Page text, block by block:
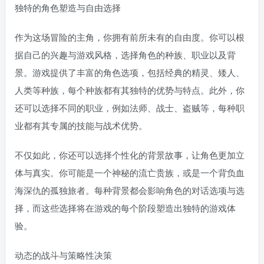
独特的角色塑造与自由选择
作为这场冒险的主角，你拥有前所未有的自由度。你可以根
据自己的兴趣与游戏风格，选择角色的种族、职业以及背
景。游戏提供了丰富的角色选项，包括经典的精灵、矮人、
人类等种族，每个种族都有其独特的优势与特点。此外，你
还可以选择不同的职业，例如法师、战士、盗贼等，每种职
业都有其专属的技能与战术优势。
不仅如此，你还可以选择个性化的背景故事，让角色更加立
体与真实。你可能是一个神秘的流亡贵族，或是一个背负血
海深仇的孤独旅者。每种背景都会影响角色的对话选项与选
择，而这些选择将在游戏的每个阶段塑造出独特的游戏体
验。
动态的战斗与策略性决策